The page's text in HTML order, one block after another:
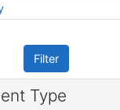
Filter
Type